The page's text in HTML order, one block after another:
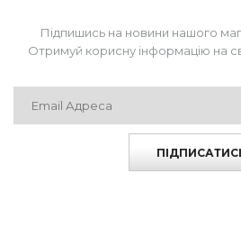
Підпишись на новини нашого
Отримуй корисну інформацію на